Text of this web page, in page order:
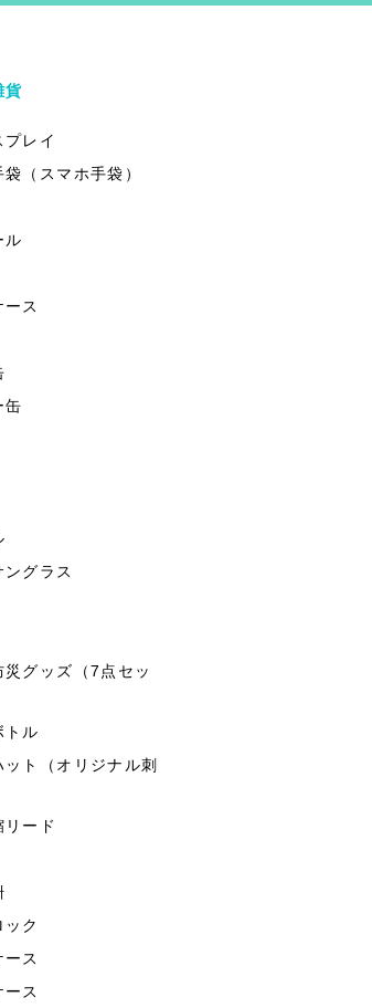
貨
プレイ
（スマホ手袋）
ル
ス
缶
ングラス
災グッズ（7点セッ
トル
ット（オリジナル刺
ード
ク
ス
ス